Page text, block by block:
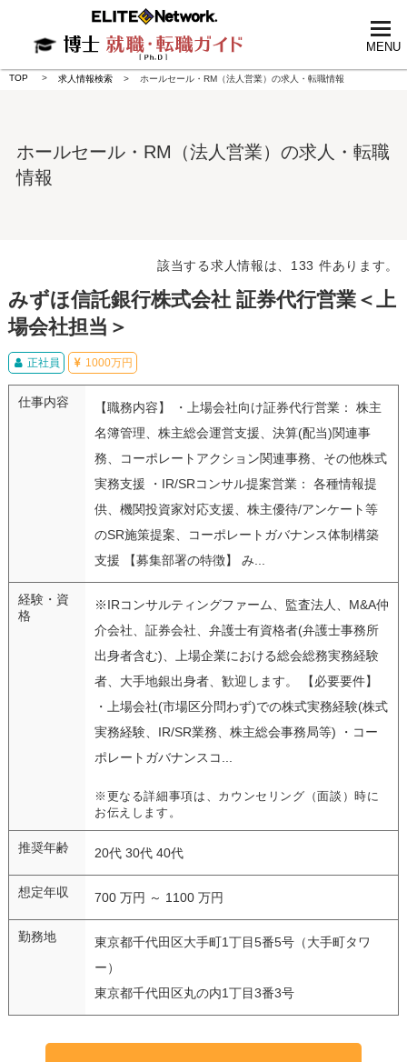
MENU
TOP 求人情報検索 ホールセール・RM（法人営業）の求人・転職情報
ホールセール・RM（法人営業）の求人・転職
情報
該当する求人情報は、133 件あります。
みずほ信託銀行株式会社 証券代行営業＜上
場会社担当＞
正社員 1000万円
仕事内容
【職務内容】 ・上場会社向け証券代行営業： 株主
名簿管理、株主総会運営支援、決算(配当)関連事
務、コーポレートアクション関連事務、その他株式
実務支援 ・IR/SRコンサル提案営業： 各種情報提
供、機関投資家対応支援、株主優待/アンケート等
のSR施策提案、コーポレートガバナンス体制構築
支援 【募集部署の特徴】 み...
経験・資
格
※IRコンサルティングファーム、監査法人、M&A仲
介会社、証券会社、弁護士有資格者(弁護士事務所
出身者含む)、上場企業における総会総務実務経験
者、大手地銀出身者、歓迎します。 【必要要件】
・上場会社(市場区分問わず)での株式実務経験(株式
実務経験、IR/SR業務、株主総会事務局等) ・コー
ポレートガバナンスコ...
※更なる詳細事項は、カウンセリング（面談）時に
お伝えします。
推奨年齢 20代 30代 40代
想定年収 700 万円 ～ 1100 万円
勤務地
東京都千代田区大手町1丁目5番5号（大手町タワ
ー）
東京都千代田区丸の内1丁目3番3号